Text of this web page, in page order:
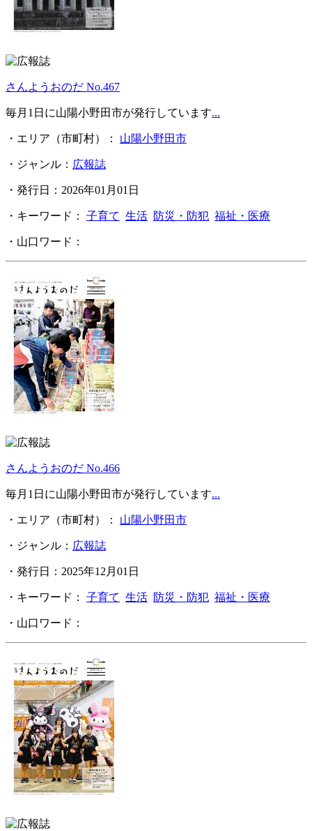
さんようおのだ No.467
毎月1日に山陽小野田市が発行しています...
・エリア（市町村）： 山陽小野田市
・ジャンル： 広報誌
・発行日：2026年01月01日
・キーワード： 子育て 生活 防災・防犯 福祉・医療
・山口ワード：
さんようおのだ No.466
毎月1日に山陽小野田市が発行しています...
・エリア（市町村）： 山陽小野田市
・ジャンル： 広報誌
・発行日：2025年12月01日
・キーワード： 子育て 生活 防災・防犯 福祉・医療
・山口ワード：